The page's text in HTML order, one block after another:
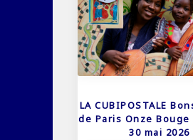
LA CUBIPOSTALE
de Paris Onze
30 mai 2026